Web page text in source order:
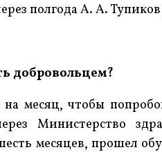
полгода А. А.
добровольцем?
месяц, чтобы
Министерство
месяцев, прошел